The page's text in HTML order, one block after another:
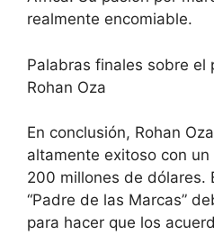
realmente encomiable.
Palabras finales sobre el
Rohan Oza
En conclusión, Rohan
altamente exitoso con
200 millones de dólares.
“Padre de las Marcas”
para hacer que los